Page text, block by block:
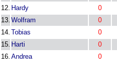
12. Hardy 0
13. Wolfram 0
14. Tobias 0
15. Harti 0
16. Andrea 0